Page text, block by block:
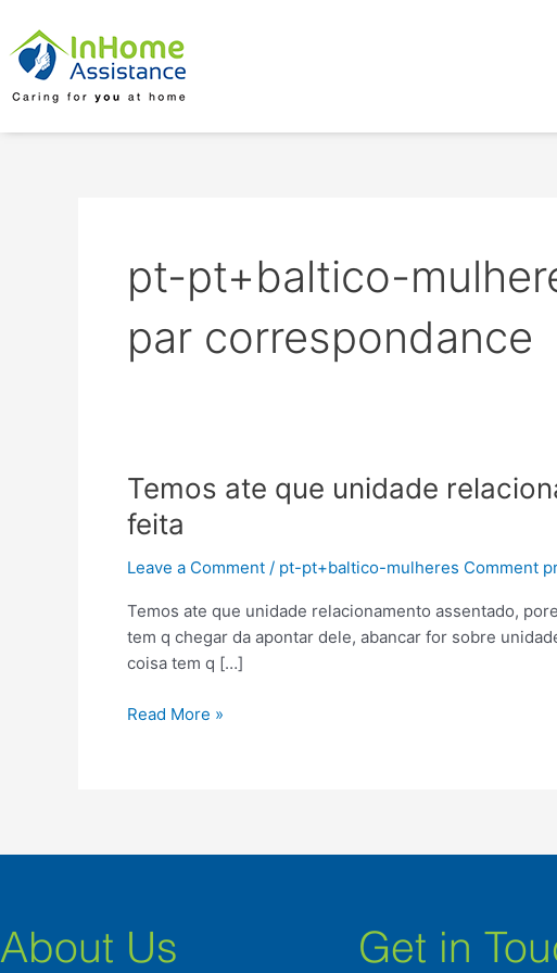
content
pt-pt+baltico-
par correspondance
Temos ate que unidade
feita
Leave a Comment / pt-pt+baltico-mulheres Comment
Temos ate que unidade relacionamento assentado,
tem q chegar da apontar dele, abancar for sobre
coisa tem q […]
Temos
ate
que
unidade
assentado,
porem
imediatamente
a
Read More »
About Us Get in